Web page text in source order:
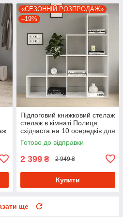
«СЕЗОННІЙ РОЗПРОДАЖ»
–19%
Підлоговий книжковий стелаж
стелаж в кімнаті Полиця
східчаста на 10 осередків для
книг і квітів з ДСП
Готово до відправки
2 399 ₴ 2 949 ₴
Купити
ще